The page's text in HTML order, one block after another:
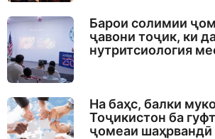
Барои солимии
ҷавони тоҷик, ки
нутритсиология
На баҳс, балки
Тоҷикистон ба
ҷомеаи шаҳрвандӣ